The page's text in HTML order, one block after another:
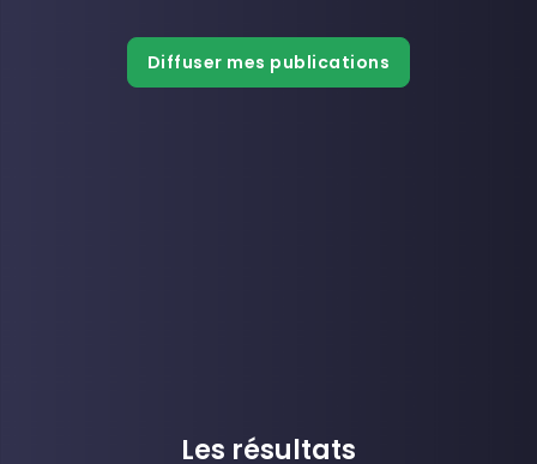
Diffuser mes publications
Les résultats